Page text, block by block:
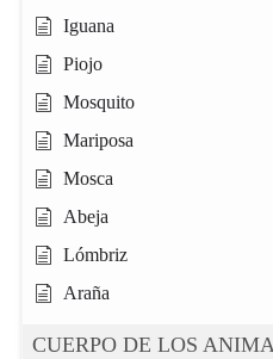
Iguana
Piojo
Mosquito
Mariposa
Mosca
Abeja
Lómbriz
Araña
CUERPO DE LOS